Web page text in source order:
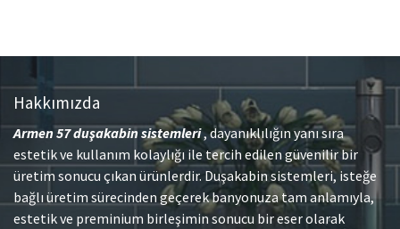
Hakkımızda
Armen 57duşakabin sistemleri, dayanıklılığın yanı sıra
estetik ve kullanım kolaylığı ile tercih edilen güvenilir bir
üretim sonucu çıkan ürünlerdir. Duşakabin sistemleri, isteğe
bağlı üretim sürecinden geçerek banyonuza tam anlamıyla,
estetik ve preminium birleşimin sonucu bir eser olarak